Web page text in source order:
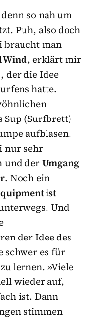
so nah um
Puh, also doch
braucht man
Wind, erklärt mir
der die Idee
hatte.
Sup (Surfbrett)
aufblasen.
nur sehr
und derUmgang
. Noch ein
ist
Und
der Idee des
schwer es für
lernen. »Viele
wieder auf,
ist. Dann
stimmen